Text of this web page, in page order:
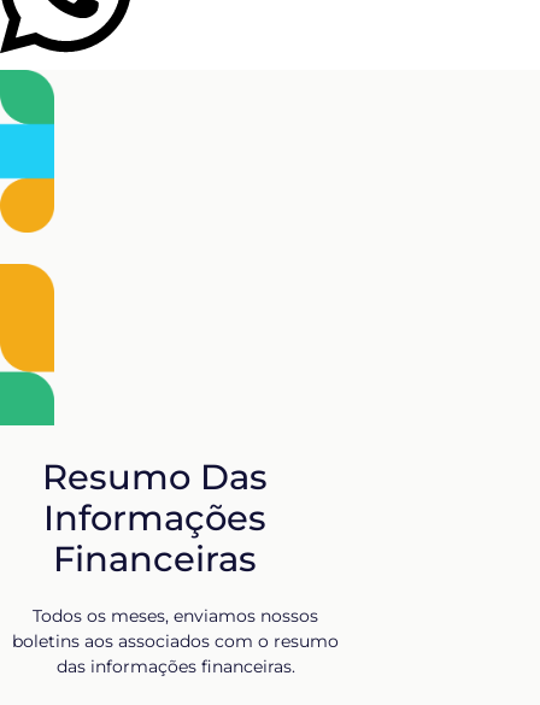
Resumo Das
Informações
Financeiras
Todos os meses, enviamos nossos
boletins aos associados com o resumo
das informações financeiras.